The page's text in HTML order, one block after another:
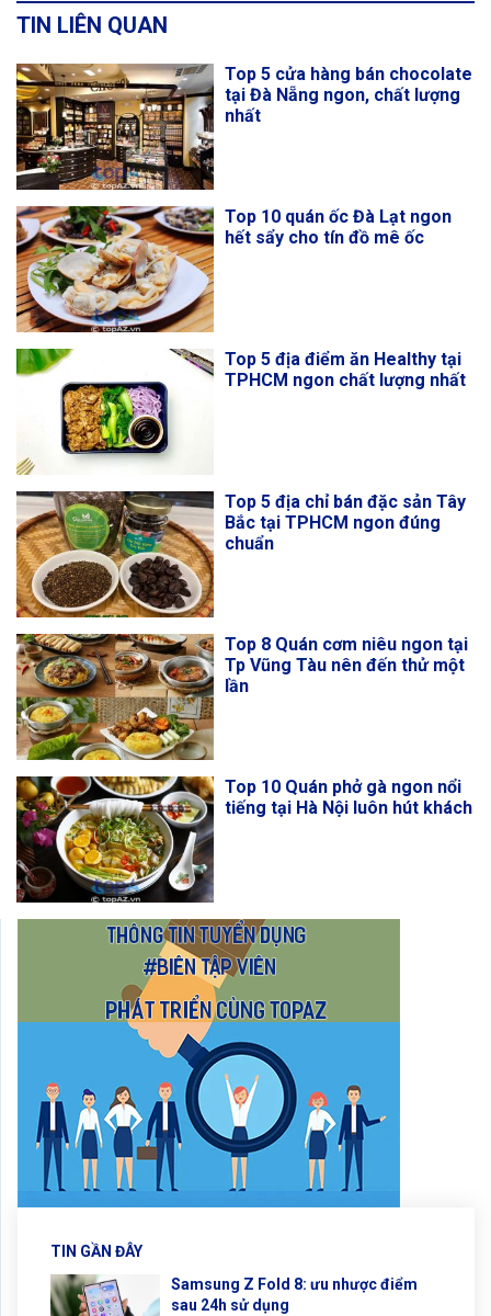
TIN LIÊN QUAN
Top 5 cửa hàng bán chocolate
tại Đà Nẵng ngon, chất lượng
nhất
Top 10 quán ốc Đà Lạt ngon
hết sẩy cho tín đồ mê ốc
Top 5 địa điểm ăn Healthy tại
TPHCM ngon chất lượng nhất
Top 5 địa chỉ bán đặc sản Tây
Bắc tại TPHCM ngon đúng
chuẩn
Top 8 Quán cơm niêu ngon tại
Tp Vũng Tàu nên đến thử một
lần
Top 10 Quán phở gà ngon nổi
tiếng tại Hà Nội luôn hút khách
TIN GẦN ĐÂY
Samsung Z Fold 8: ưu nhược điểm
sau 24h sử dụng